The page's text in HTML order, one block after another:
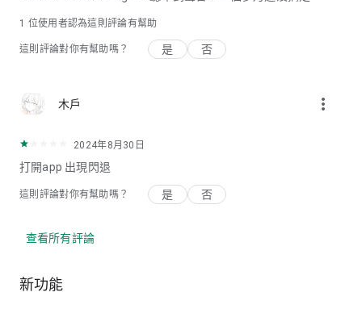
1 位使用者認為這則評論有幫助
這則評論對你有幫助嗎？ 是 否
木戶 more_vert
2024年8月30日
打開app 出現閃退
這則評論對你有幫助嗎？ 是 否
查看所有評論
新功能